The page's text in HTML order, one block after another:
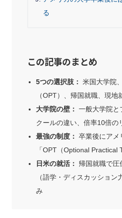
る
この記事のまとめ
5つの選択肢： 米国大学院
（OPT）、帰国就職、現
大学院の壁： 一般大学院と
クールの違い、倍率10倍の
最強の制度： 卒業後にアメ
「OPT（Optional Practical
日米の就活：
帰国就職で圧
（語学・ディスカッション
み